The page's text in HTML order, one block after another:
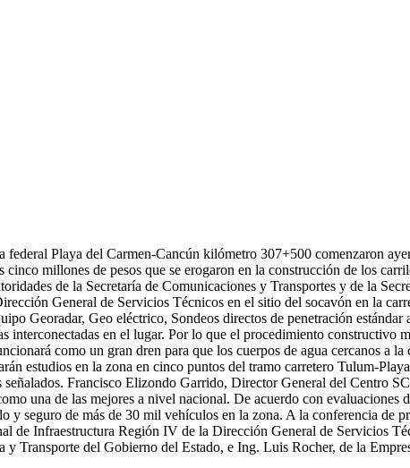
Playa del Carmen-Cancún kilómetro 307+500 comenzaron
cinco millones de pesos que se erogaron en la construcción de los
de la Secretaría de Comunicaciones y Transportes y de la
General de Servicios Técnicos en el sitio del socavón en la
Georadar, Geo eléctrico, Sondeos directos de penetración
interconectadas en el lugar. Por lo que el procedimiento
como un gran dren para que los cuerpos de agua cercanos a
estudios en la zona en cinco puntos del tramo carretero Tulum-
Francisco Elizondo Garrido, Director General del Centro
una de las mejores a nivel nacional. De acuerdo con
y seguro de más de 30 mil vehículos en la zona. A la conferencia de
de Infraestructura Región IV de la Dirección General de Servicios
Transporte del Gobierno del Estado, e Ing. Luis Rocher, de la